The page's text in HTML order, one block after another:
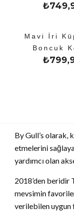
₺
Mavi İri
Boncuk
₺
By Gull’s olarak,
etmelerini
yardımcı olan
2018’den beridir
mevsimin
verilebilen uygun